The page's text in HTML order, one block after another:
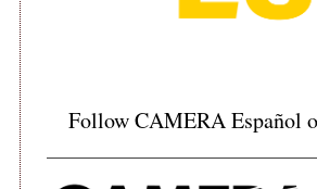
Follow CAMERA Español